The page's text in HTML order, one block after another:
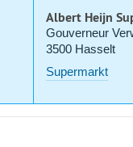
Albert Heijn
Gouverneur
3500 Hasselt
Supermarkt